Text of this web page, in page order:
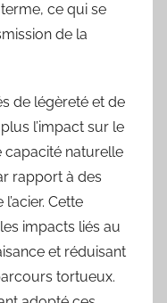
ce qui se
de la
de légèreté et de
l’impact sur le
capacité naturelle
rapport à des
Cette
impacts liés au
et réduisant
tortueux.